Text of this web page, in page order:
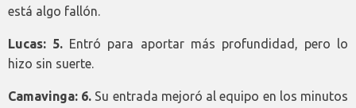
está algo fallón.
Lucas: 5. Entró para aportar más profundidad, pero lo
hizo sin suerte.
Camavinga: 6. Su entrada mejoró al equipo en los minutos